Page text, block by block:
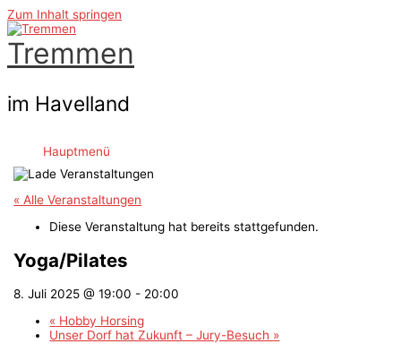
Zum Inhalt springen
Tremmen
im Havelland
Hauptmenü
« Alle Veranstaltungen
Diese Veranstaltung hat bereits stattgefunden.
Yoga/Pilates
8. Juli 2025 @ 19:00 - 20:00
« Hobby Horsing
Unser Dorf hat Zukunft – Jury-Besuch »